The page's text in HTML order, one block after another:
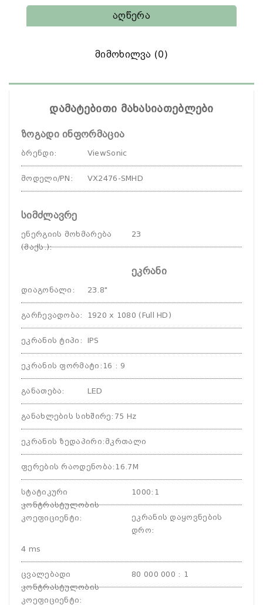
Აღწერა
Მიმოხილვა (0)
დამატებითი მახასიათებლები
ზოგადი ინფორმაცია
ბრენდი: ViewSonic
მოდელი/PN : VX2476-SMHD
სიმძლავრე
ენერგიის მოხმარება
(მაქს.):
23
ეკრანი
დიაგონალი : 23.8"
გარჩევადობა: 1920 x 1080 (Full HD)
ეკრანის ტიპი : IPS
ეკრანის ფორმატი : 16 : 9
განათება: LED
განახლების სიხშირე: 75 Hz
ეკრანის ზედაპირი: მკრთალი
ფერების რაოდენობა: 16.7M
სტატიკური
კონტრასტულობის
კოეფიციენტი:
1000:1
ეკრანის დაყოვნების
დრო:
4 ms
ცვალებადი
კონტრასტულობის
კოეფიციენტი:
80 000 000 : 1